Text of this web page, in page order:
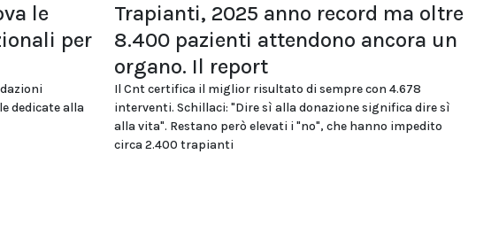
le
per
dedicate alla
Trapianti, 2025 anno record ma oltre
8.400 pazienti attendono ancora un
organo. Il report
Il Cnt certifica il miglior risultato di sempre con 4.678
interventi. Schillaci: "Dire sì alla donazione significa dire sì
alla vita". Restano però elevati i "no", che hanno impedito
circa 2.400 trapianti